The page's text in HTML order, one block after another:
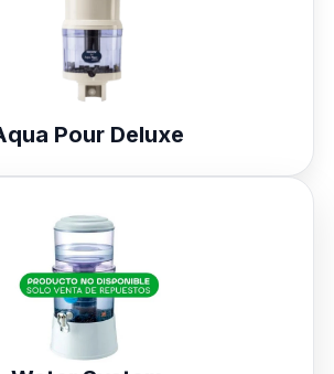
Pour Deluxe